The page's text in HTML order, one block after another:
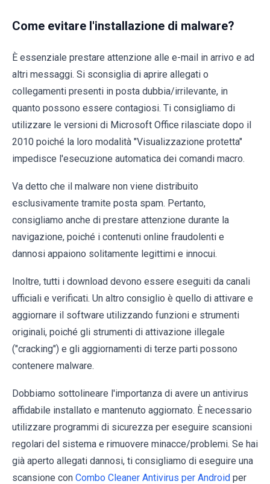
Come evitare l'installazione di malware?
È essenziale prestare attenzione alle e-mail in arrivo e ad
altri messaggi. Si sconsiglia di aprire allegati o
collegamenti presenti in posta dubbia/irrilevante, in
quanto possono essere contagiosi. Ti consigliamo di
utilizzare le versioni di Microsoft Office rilasciate dopo il
2010 poiché la loro modalità "Visualizzazione protetta"
impedisce l'esecuzione automatica dei comandi macro.
Va detto che il malware non viene distribuito
esclusivamente tramite posta spam. Pertanto,
consigliamo anche di prestare attenzione durante la
navigazione, poiché i contenuti online fraudolenti e
dannosi appaiono solitamente legittimi e innocui.
Inoltre, tutti i download devono essere eseguiti da canali
ufficiali e verificati. Un altro consiglio è quello di attivare e
aggiornare il software utilizzando funzioni e strumenti
originali, poiché gli strumenti di attivazione illegale
("cracking") e gli aggiornamenti di terze parti possono
contenere malware.
Dobbiamo sottolineare l'importanza di avere un antivirus
affidabile installato e mantenuto aggiornato. È necessario
utilizzare programmi di sicurezza per eseguire scansioni
regolari del sistema e rimuovere minacce/problemi. Se hai
già aperto allegati dannosi, ti consigliamo di eseguire una
scansione con Combo Cleaner Antivirus per Android per